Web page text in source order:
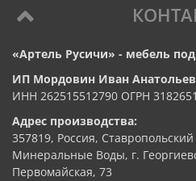
«Артель Русичи» - мебель
ИП Мордовин Иван
ИНН 262515512790 ОГРН
Адрес производства:
357819, Россия,
Минеральные Воды, г.
Первомайская, 73